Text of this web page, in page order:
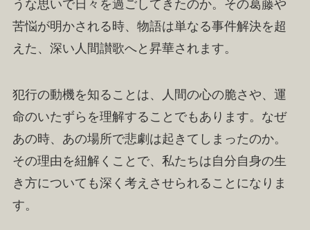
うな思いで日々を過ごしてきたのか。その葛藤や
苦悩が明かされる時、物語は単なる事件解決を超
えた、深い人間讃歌へと昇華されます。
犯行の動機を知ることは、人間の心の脆さや、運
命のいたずらを理解することでもあります。なぜ
あの時、あの場所で悲劇は起きてしまったのか。
その理由を紐解くことで、私たちは自分自身の生
き方についても深く考えさせられることになりま
す。